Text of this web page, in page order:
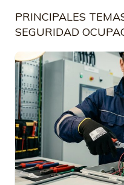
PRINCIPALES
SEGURIDAD